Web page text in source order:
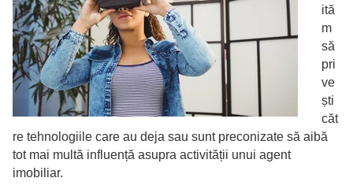
ită
m
să
pri
ve
ști
căt
re tehnologiile care au deja sau sunt preconizate să aibă
tot mai multă influență asupra activității unui agent
imobiliar.